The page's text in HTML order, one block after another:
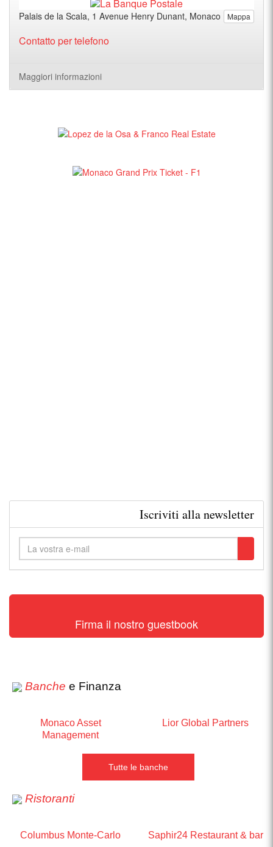
Mappa
Palais de la Scala, 1 Avenue Henry Dunant, Monaco
Contatto per telefono
Maggiori informazioni
Iscriviti alla newsletter
Firma il nostro guestbook
Banche e Finanza
Monaco Asset
Management
Lior Global Partners
Tutte le banche
Ristoranti
Columbus Monte-Carlo Saphir24 Restaurant & bar